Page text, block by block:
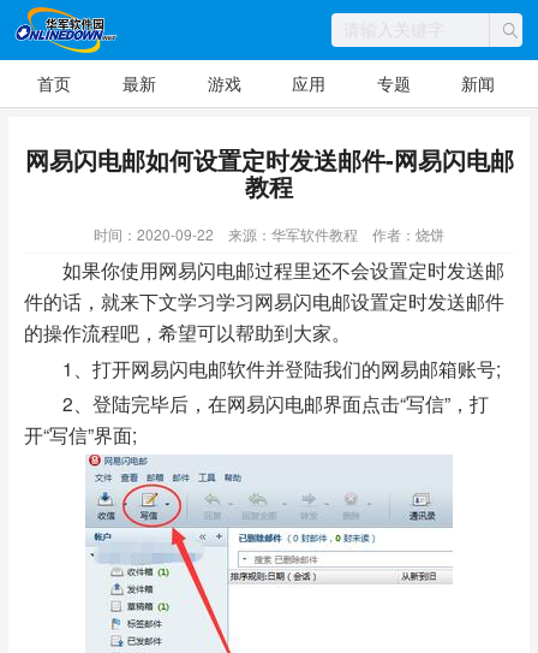
首页 最新 游戏 应用 专题 新闻
网易闪电邮如何设置定时发送邮件-网易闪电邮
教程
时间：2020-09-22 来源：华军软件教程 作者：烧饼
如果你使用网易闪电邮过程里还不会设置定时发送邮
件的话，就来下文学习学习网易闪电邮设置定时发送邮件
的操作流程吧，希望可以帮助到大家。
1、打开网易闪电邮软件并登陆我们的网易邮箱账号;
2、登陆完毕后，在网易闪电邮界面点击“写信”，打
开“写信”界面;